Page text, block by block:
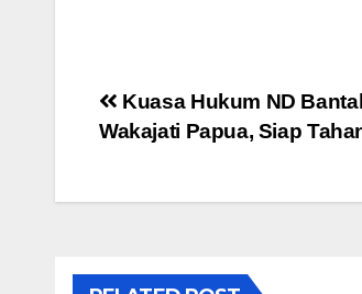
Post
navigation
Kuasa Hukum ND
Wakajati Papua, Siap